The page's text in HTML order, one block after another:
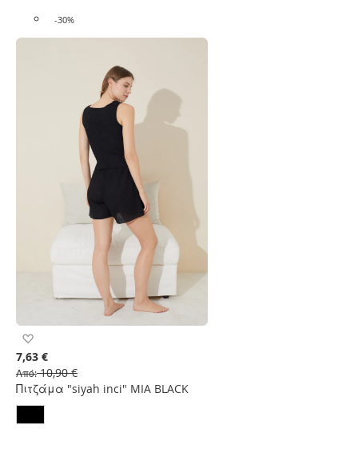
-30%
στη
Λίστα
Επιθυμιών
Πιτζάμα "siyah inci" MIA BLACK
7,63 €
Από 10,90 €